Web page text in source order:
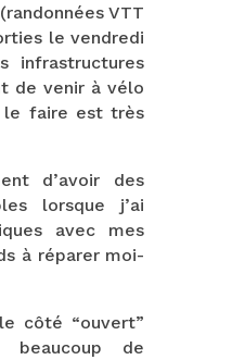
VTT
le vendredi
infrastructures
de venir à vélo
le faire est très
d’avoir des
lorsque j’ai
avec mes
à réparer moi-
côté “ouvert”
beaucoup de